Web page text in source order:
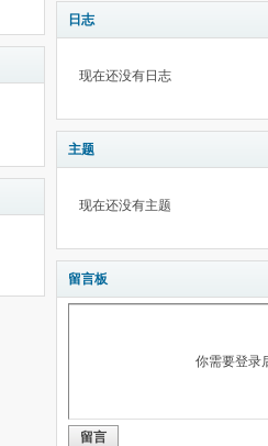
日志
现在还没有日志
主题
现在还没有主题
留言板
你需要登录
留言